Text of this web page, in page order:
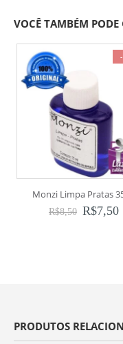
VOCÊ TAMBÉM
Monzi Limpa Pratas
R$8,50 R$7,50
PRODUTOS